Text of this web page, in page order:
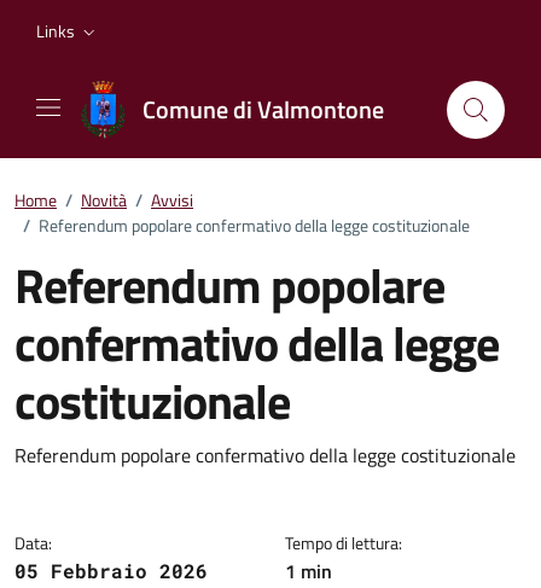
Links
Comune di Valmontone
Home / Novità / Avvisi
/ Referendum popolare confermativo della legge costituzionale
Referendum popolare
confermativo della legge
costituzionale
Dettagli della notizia
Referendum popolare confermativo della legge costituzionale
Data:
05 Febbraio 2026
Tempo di lettura:
1 min